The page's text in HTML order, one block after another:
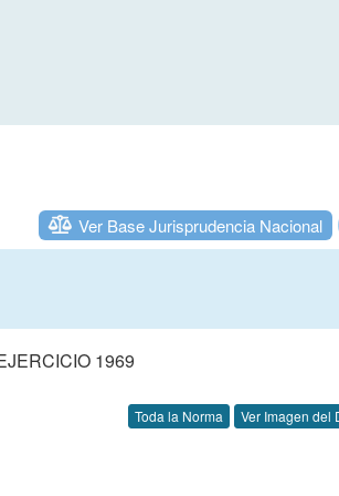
Ver Base Jurisprudencia Nacional
1969
Toda la Norma Ver Imagen del